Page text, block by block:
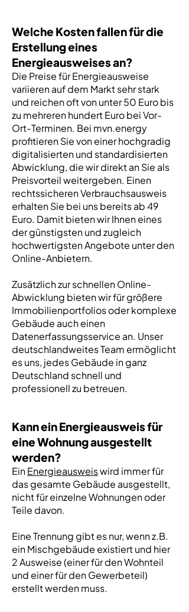
Welche Kosten fallen für die
Erstellung eines
Energieausweises an?
Die Preise für Energieausweise
variieren auf dem Markt sehr stark
und reichen oft von unter 50 Euro bis
zu mehreren hundert Euro bei Vor-
Ort-Terminen. Bei mvn.energy
profitieren Sie von einer hochgradig
digitalisierten und standardisierten
Abwicklung, die wir direkt an Sie als
Preisvorteil weitergeben. Einen
rechtssicheren Verbrauchsausweis
erhalten Sie bei uns bereits ab 49
Euro. Damit bieten wir Ihnen eines
der günstigsten und zugleich
hochwertigsten Angebote unter den
Online-Anbietern.
Zusätzlich zur schnellen Online-
Abwicklung bieten wir für größere
Immobilienportfolios oder komplexe
Gebäude auch einen
Datenerfassungsservice an. Unser
deutschlandweites Team ermöglicht
es uns, jedes Gebäude in ganz
Deutschland schnell und
professionell zu betreuen.
Kann ein Energieausweis für
eine Wohnung ausgestellt
werden?
EinEnergieausweiswird immer für
das gesamte Gebäude ausgestellt,
nicht für einzelne Wohnungen oder
Teile davon.
Eine Trennung gibt es nur, wenn z.B.
ein Mischgebäude existiert und hier
2 Ausweise (einer für den Wohnteil
und einer für den Gewerbeteil)
erstellt werden muss.